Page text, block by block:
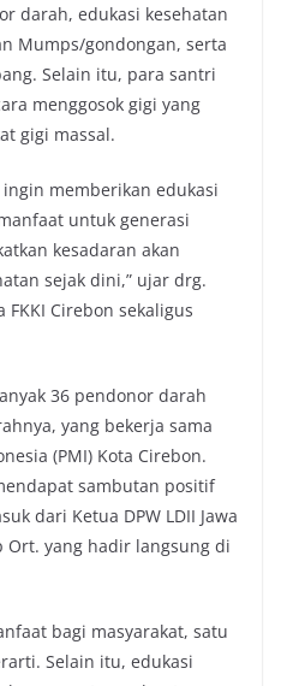
darah, edukasi kesehatan
Mumps/gondongan, serta
Selain itu, para santri
menggosok gigi yang
gigi massal.
memberikan edukasi
untuk generasi
kesadaran akan
sejak dini,” ujar drg.
FKKI Cirebon sekaligus
36 pendonor darah
yang bekerja sama
(PMI) Kota Cirebon.
sambutan positif
dari Ketua DPW LDII Jawa
Ort. yang hadir langsung di
bagi masyarakat, satu
Selain itu, edukasi